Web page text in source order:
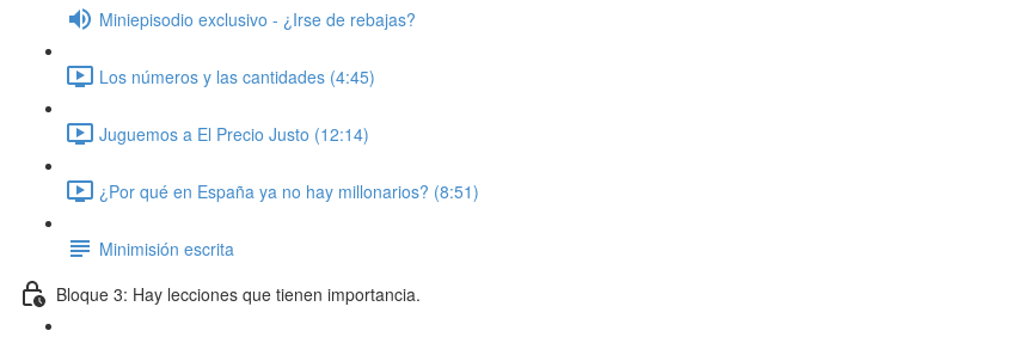
Miniepisodio exclusivo - ¿Irse de rebajas?
Los números y las cantidades (4:45)
Juguemos a El Precio Justo (12:14)
¿Por qué en España ya no hay millonarios? (8:51)
Minimisión escrita
Bloque 3: Hay lecciones que tienen importancia.